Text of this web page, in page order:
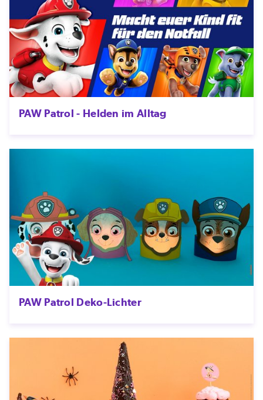
PAW Patrol - Helden im Alltag
PAW Patrol Deko-Lichter